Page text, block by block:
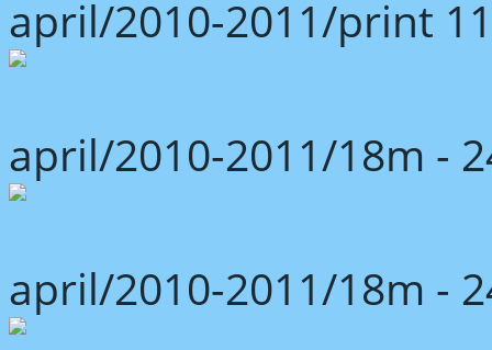
april/2010-2011/print
april/2010-2011/18m -
april/2010-2011/18m -